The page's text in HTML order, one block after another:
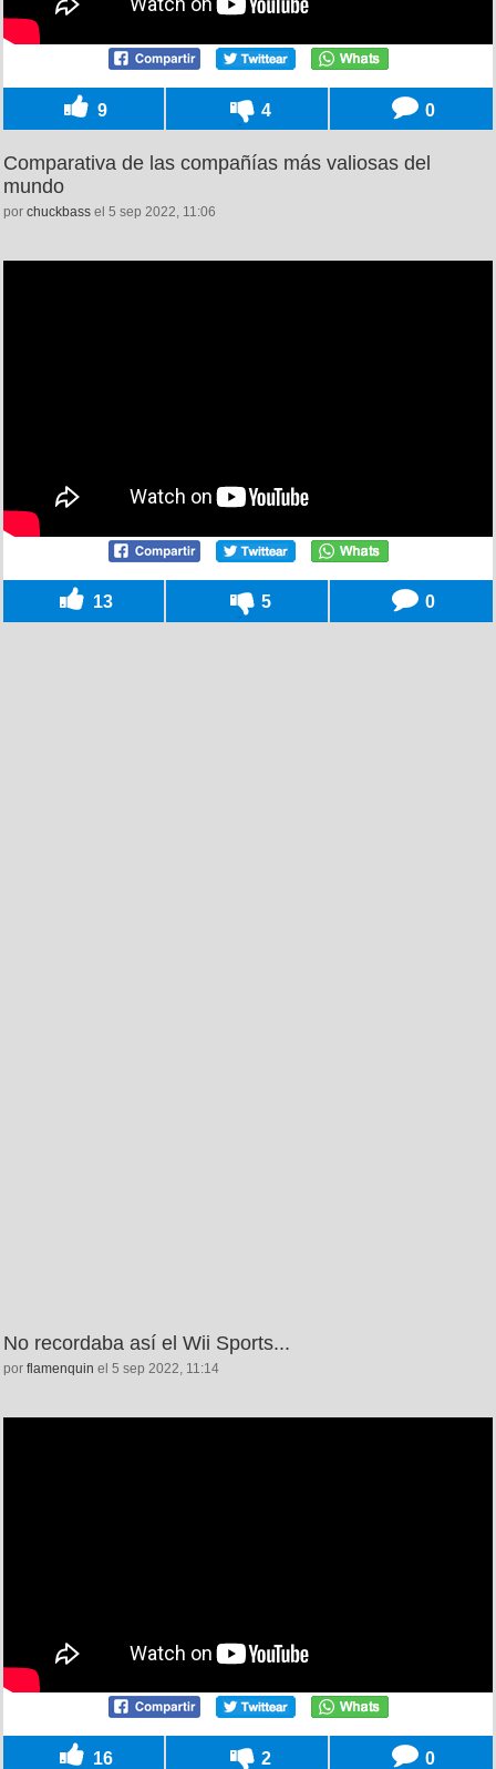
9 4 0
Comparativa de las compañías más valiosas del
mundo
por chuckbass el 5 sep 2022, 11:06
13 5 0
No recordaba así el Wii Sports...
por flamenquin el 5 sep 2022, 11:14
16 2 0